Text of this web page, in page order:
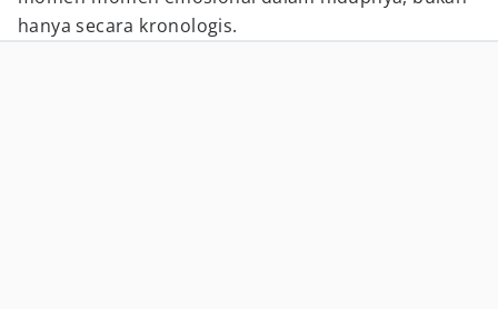
hanya secara kronologis.